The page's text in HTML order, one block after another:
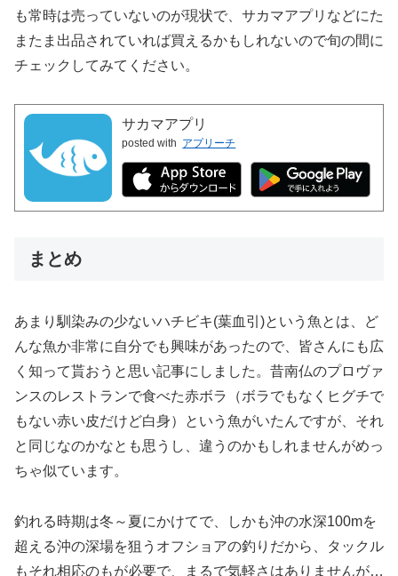
も常時は売っていないのが現状で、サカマアプリなどにた
またま出品されていれば買えるかもしれないので旬の間に
チェックしてみてください。
サカマアプリ
posted with アプリーチ
まとめ
あまり馴染みの少ないハチビキ(葉血引)という魚とは、ど
んな魚か非常に自分でも興味があったので、皆さんにも広
く知って貰おうと思い記事にしました。昔南仏のプロヴァ
ンスのレストランで食べた赤ボラ（ボラでもなくヒグチで
もない赤い皮だけど白身）という魚がいたんですが、それ
と同じなのかなとも思うし、違うのかもしれませんがめっ
ちゃ似ています。
釣れる時期は冬～夏にかけてで、しかも沖の水深100mを
超える沖の深場を狙うオフショアの釣りだから、タックル
もそれ相応のもが必要で、まるで気軽さはありませんが…